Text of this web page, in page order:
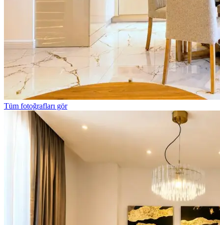
Tüm fotoğrafları gör